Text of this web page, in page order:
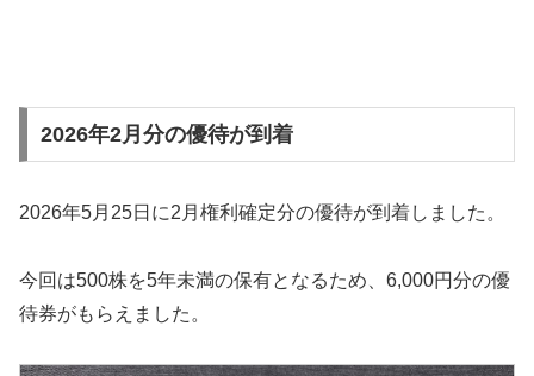
2026年2月分の優待が到着
2026年5月25日に2月権利確定分の優待が到着しました。
今回は500株を5年未満の保有となるため、6,000円分の優
待券がもらえました。